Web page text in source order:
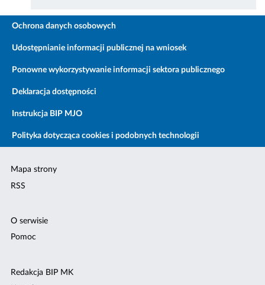
Ochrona danych osobowych
Udostępnianie informacji publicznej na wniosek
Ponowne wykorzystywanie informacji sektora publicznego
Deklaracja dostępności
Instrukcja BIP MJO
Polityka dotycząca cookies i podobnych technologii
Mapa strony
RSS
O serwisie
Pomoc
Redakcja BIP MK